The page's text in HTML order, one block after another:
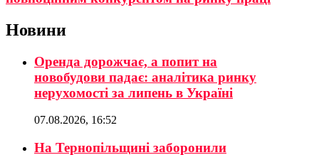
Новини
Оренда дорожчає, а попит на
новобудови падає: аналітика ринку
нерухомості за липень в Україні
07.08.2026, 16:52
На Тернопільщині заборонили